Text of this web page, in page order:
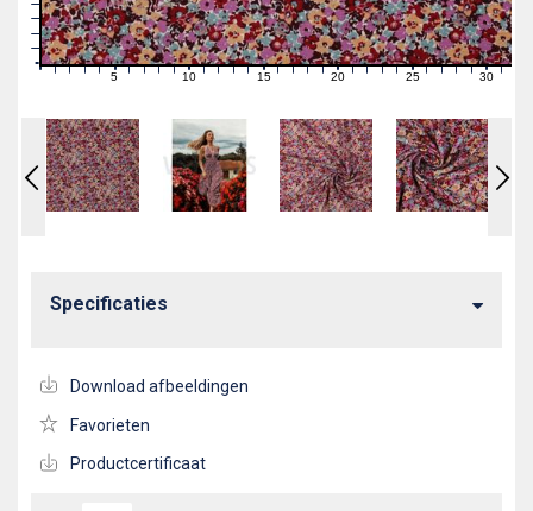
0
1
2
3
0 1 2 3 4 5 6 7 89101112131415161718192021222324252627282930 31
Specificaties
Download afbeeldingen
Favorieten
Productcertificaat